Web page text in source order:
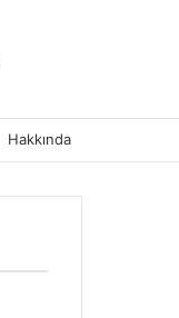
Hakkında